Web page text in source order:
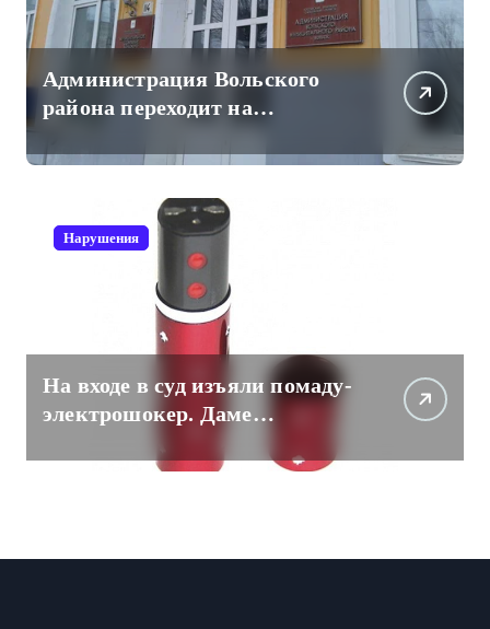
Администрация Вольского
района переходит на
для рабочих коммуникаций
Нарушения
На входе в суд изъяли помаду-
электрошокер. Даме